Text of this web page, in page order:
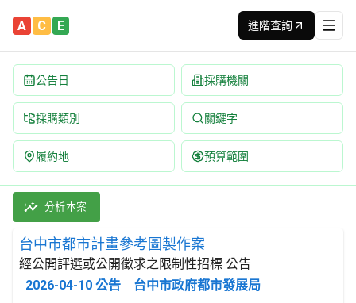
A C E 進階查詢
公告日 採購機關
採購類別 關鍵字
履約地 預算範圍
台中市都市計畫參考圖製作案 招標公告 | 案號：
採購類別：勞務類 都市計劃及景觀建築服務 | 招標方式：
分析本案
台中市都市計畫參考圖製作案
經公開評選或公開徵求之限制性招標 公告
2026-04-10 公告 台中市政府都市發展局